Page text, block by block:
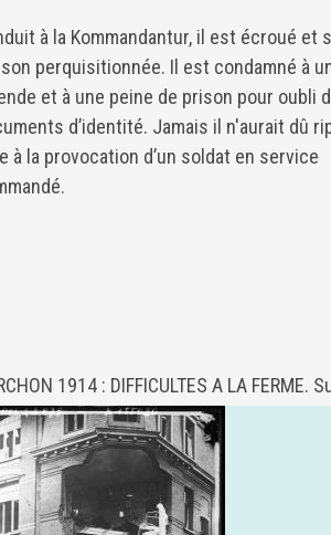
à la Kommandantur, il est écroué et
perquisitionnée. Il est condamné à
et à une peine de prison pour oubli
d’identité. Jamais il n'aurait dû
à la provocation d’un soldat en service
1914 : DIFFICULTES A LA FERME.